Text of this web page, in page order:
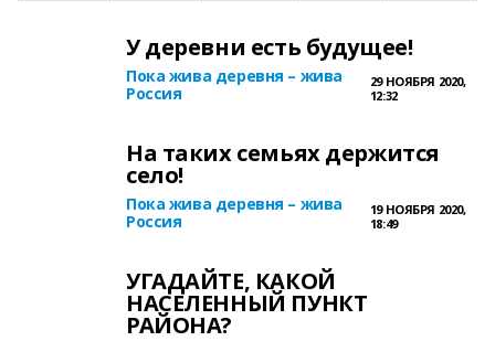
У деревни есть будущее!
Пока жива деревня – жива
Россия
29 НОЯБРЯ 2020,
12:32
На таких семьях держится
село!
Пока жива деревня – жива
Россия
19 НОЯБРЯ 2020,
18:49
УГАДАЙТЕ, КАКОЙ
НАСЕЛЕННЫЙ ПУНКТ
РАЙОНА?